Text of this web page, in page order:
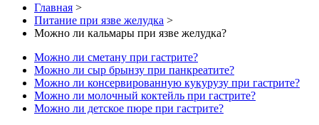
Главная >
Питание при язве желудка >
Можно ли кальмары при язве желудка?
Можно ли сметану при гастрите?
Можно ли сыр брынзу при панкреатите?
Можно ли консервированную кукурузу при гастрите?
Можно ли молочный коктейль при гастрите?
Можно ли детское пюре при гастрите?